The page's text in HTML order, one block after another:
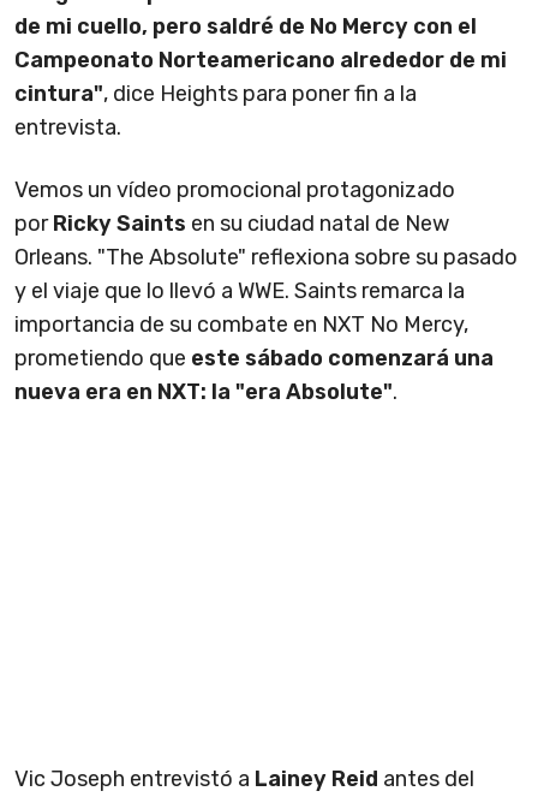
de mi cuello, pero saldré de No Mercy con el
Campeonato Norteamericano alrededor de mi
cintura", dice Heights para poner fin a la
entrevista.
Vemos un vídeo promocional protagonizado
porRicky Saints en su ciudad natal de New
Orleans. "The Absolute" reflexiona sobre su pasado
y el viaje que lo llevó a WWE. Saints remarca la
importancia de su combate en NXT No Mercy,
prometiendo que este sábado comenzará una
nueva era en NXT: la "era Absolute".
Vic Joseph entrevistó a Lainey Reid antes del